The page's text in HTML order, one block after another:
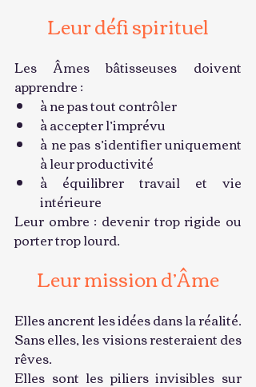
Leur défi spirituel
Les Âmes bâtisseuses doivent
apprendre :
à ne pas tout contrôler
à accepter l’imprévu
à ne pas s’identifier uniquement
à leur productivité
à équilibrer travail et vie
intérieure
Leur ombre : devenir trop rigide ou
porter trop lourd.
Leur mission d’Âme
Elles ancrent les idées dans la réalité.
Sans elles, les visions resteraient des
rêves.
Elles sont les piliers invisibles sur